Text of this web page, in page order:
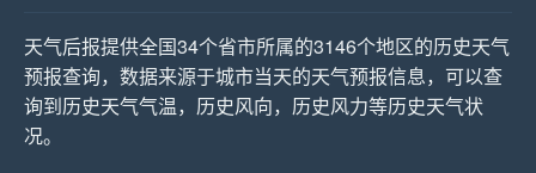
天气后报提供全国34个省市所属的3146个地区的历史天气
预报查询，数据来源于城市当天的天气预报信息，可以查
询到历史天气气温，历史风向，历史风力等历史天气状
况。